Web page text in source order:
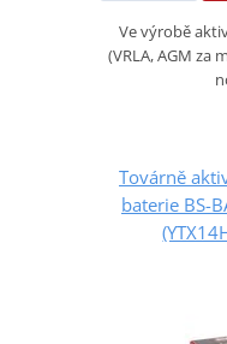
Ve výrobě
(VRLA, AGM za
Továrně
baterie BS-